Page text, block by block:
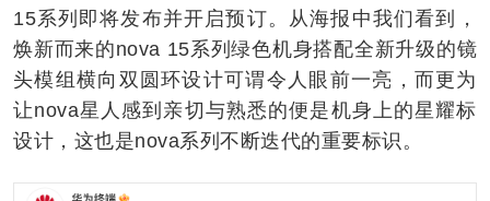
15系列即将发布并开启预订。从海报中我们看到，
焕新而来的nova 15系列绿色机身搭配全新升级的镜
头模组横向双圆环设计可谓令人眼前一亮，而更为
让nova星人感到亲切与熟悉的便是机身上的星耀标
设计，这也是nova系列不断迭代的重要标识。